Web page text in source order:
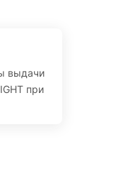
выдачи
при